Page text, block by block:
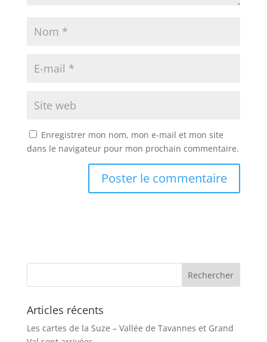
Enregistrer mon nom, mon e-mail et mon site
dans le navigateur pour mon prochain commentaire.
i
v
e
Articles récents
Les cartes de la Suze – Vallée de Tavannes et Grand